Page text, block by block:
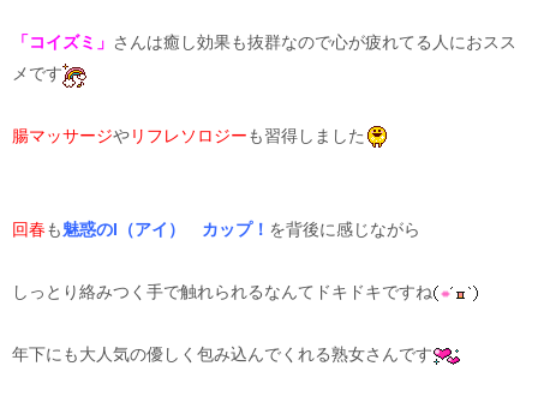
「コイズミ」 さんは癒し効果も抜群なので心が疲れてる人におスス
メです
腸マッサージやリフレソロジーも習得しました
回春も魅惑のI（アイ） カップ！ を背後に感じながら
しっとり絡みつく手で触れられるなんてドキドキですね
年下にも大人気の優しく包み込んでくれる熟女さんです